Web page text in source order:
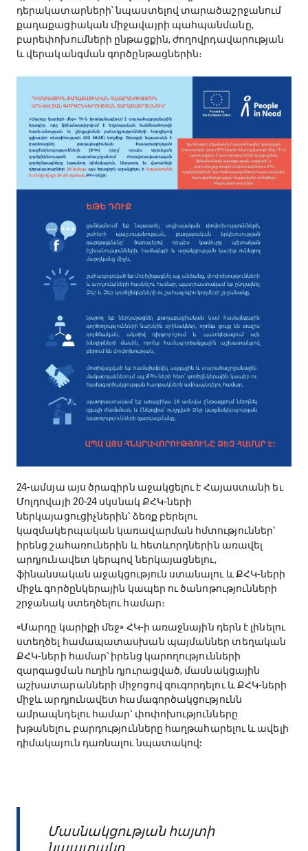
դերակատարների՝ նպաստելով տարածաշրջանում
քաղաքացիական միջավայրի պահպանմանը,
բարեփոխումների ընթացքին, ժողովրդավարության
և վերականգման գործընթացներին։
24-ամսյա այս ծրագիրն աջակցելու է Հայաստանի եւ
Մոլդովայի 20-24 սկսնակ ՔՀԿ-ների
ներկայացուցիչներին՝ ձեռք բերելու
կազմակերպական կառավարման հմտություններ՝
իրենց շահառուներին և հետևորդներին առավել
արդյունավետ կերպով ներկայացնելու,
ֆինանսական աջակցություն ստանալու և ՔՀԿ-ների
միջև գործընկերային կապեր ու ծանոթությունների
շրջանակ ստեղծելու համար։
«Մարդը կարիքի մեջ» ՀԿ-ի առաջնային դերն է լինելու
ստեղծել համապատասխան պայմաններ տեղական
ՔՀԿ-ների համար՝ իրենց կարողությունների
զարգացման ուղին դյուրացված, մասնակցային
աշխատարանների միջոցով զուգորդելու և ՔՀԿ-ների
միջև արդյունավետ համագործակցությունն
ամրապնդելու համար՝ փոփոխությունները
խթանելու, բարդությունները հաղթահարելու և ավելի
դիմակայուն դառնալու նպատակով:
Մասնակցության հայտի